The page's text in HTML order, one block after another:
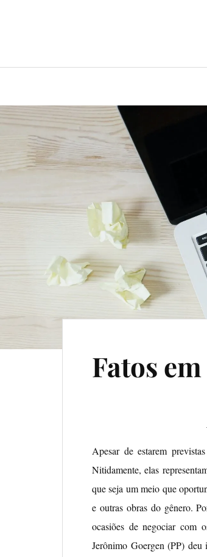
Fatos
Apesar de estarem
Nitidamente, elas
que seja um meio que
e outras obras do gênero.
ocasiões de negociar com
Jerônimo Goergen (PP) deu